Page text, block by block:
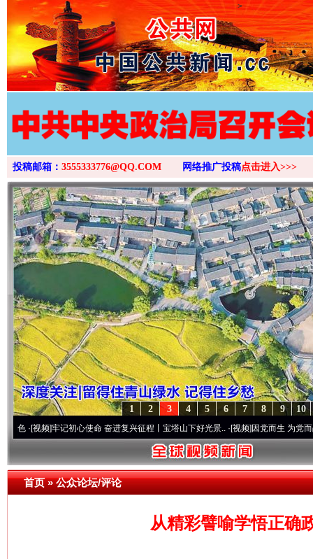
>
投稿邮箱： 3555333776@QQ.COM 网络推广投稿点击进入>>>
10
9
8
7
6
5
4
3
2
1
牢记初心使命 奋进复兴征程丨宝塔山下好光景..·[视频]因党而生 为党而战——百年
首页»公众论坛/评论
从精彩譬喻学悟正确